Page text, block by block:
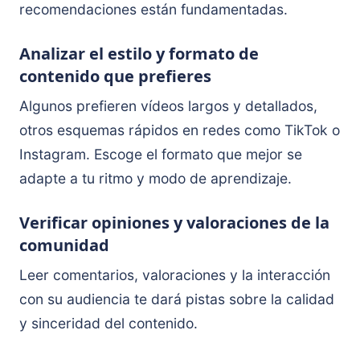
recomendaciones están fundamentadas.
Analizar el estilo y formato de
contenido que prefieres
Algunos prefieren vídeos largos y detallados,
otros esquemas rápidos en redes como TikTok o
Instagram. Escoge el formato que mejor se
adapte a tu ritmo y modo de aprendizaje.
Verificar opiniones y valoraciones de la
comunidad
Leer comentarios, valoraciones y la interacción
con su audiencia te dará pistas sobre la calidad
y sinceridad del contenido.